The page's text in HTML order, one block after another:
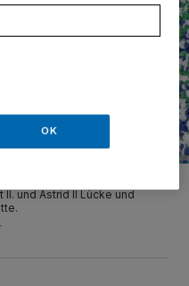
II. und Astrid Il Lücke und
OK